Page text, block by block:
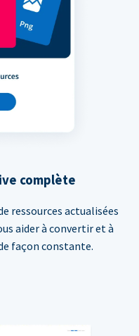
complète
ressources actualisées
aider à convertir et à
façon constante.